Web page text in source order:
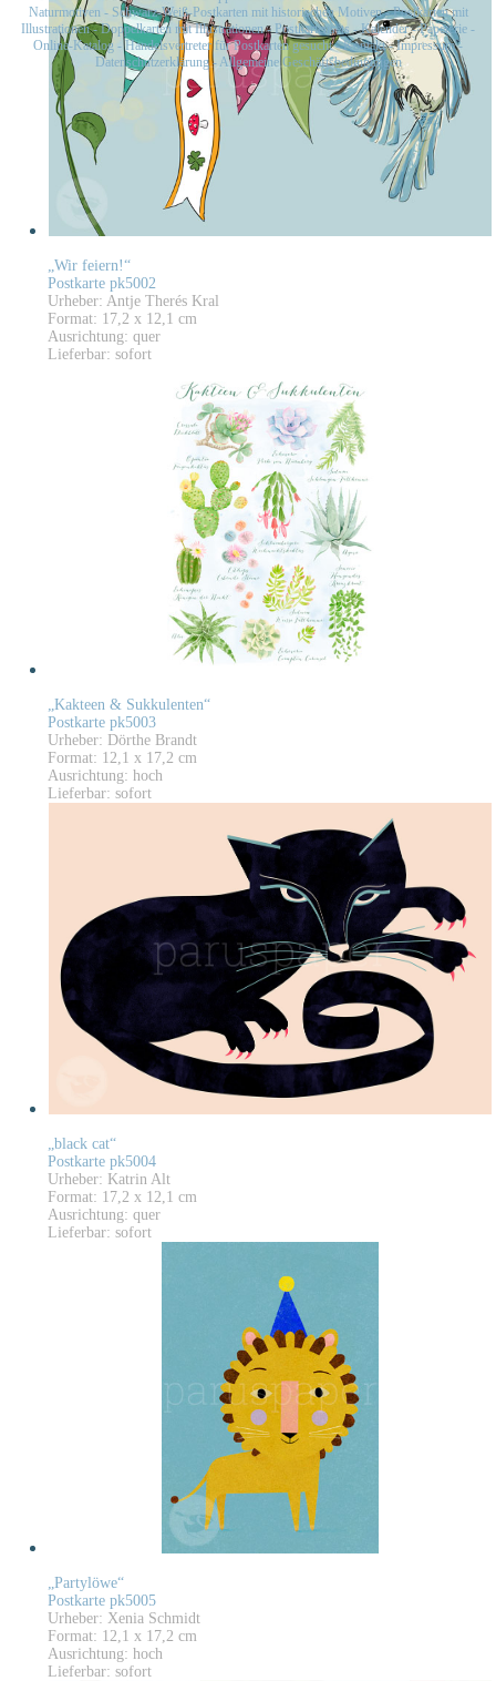
„Wir feiern!“
Postkarte pk5002
Urheber: Antje Therés Kral
Format: 17,2 x 12,1 cm
Ausrichtung: quer
Lieferbar: sofort
„Kakteen & Sukkulenten“
Postkarte pk5003
Urheber: Dörthe Brandt
Format: 12,1 x 17,2 cm
Ausrichtung: hoch
Lieferbar: sofort
„black cat“
Postkarte pk5004
Urheber: Katrin Alt
Format: 17,2 x 12,1 cm
Ausrichtung: quer
Lieferbar: sofort
„Partylöwe“
Postkarte pk5005
Urheber: Xenia Schmidt
Format: 12,1 x 17,2 cm
Ausrichtung: hoch
Lieferbar: sofort
Naturmotiven - Schwarz-Weiß-Postkarten mit historischen Motiven-Postkarten mit
Illustrationen-Doppelkarten mit Illustrationen-Postkartensets-Kalender-Papeterie -
Online-Katalog -Handelsvertreter für Postkarten gesucht-Kontakt-Impressum-
Datenschutzerklärung- Allgemeine Geschäftsbedingungen